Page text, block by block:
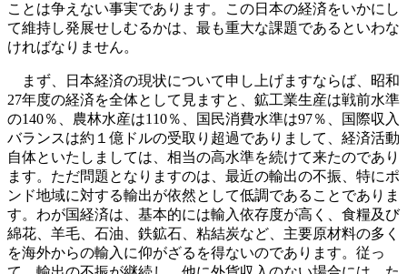
ことは争えない事実であります。この日本の経済をいかにし
て維持し発展せしむるかは、最も重大な課題であるといわな
ければなりません。
まず、日本経済の現状について申し上げますならば、昭和
27年度の経済を全体として見ますと、鉱工業生産は戦前水準
の140％、農林水産は110％、国民消費水準は97％、国際収入
バランスは約１億ドルの受取り超過でありまして、経済活動
自体といたしましては、相当の高水準を続けて来たのであり
ます。ただ問題となりますのは、最近の輸出の不振、特にポ
ンド地域に対する輸出が依然として低調であることでありま
す。わが国経済は、基本的には輸入依存度が高く、食糧及び
綿花、羊毛、石油、鉄鉱石、粘結炭など、主要原材料の多く
を海外からの輸入に仰がざるを得ないのであります。従っ